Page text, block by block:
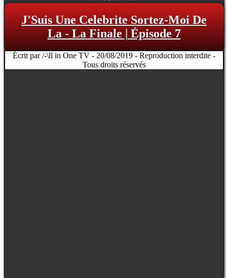
J'Suis Une Celebrite Sortez-Moi De
La - La Finale | Épisode 7
Écrit par /-\ll in One TV - 20/08/2019 - Reproduction interdite -
Tous droits réservés